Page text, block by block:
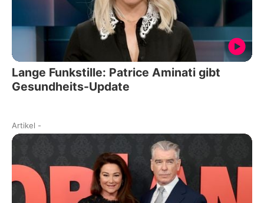
Lange Funkstille: Patrice Aminati gibt
Gesundheits-Update
Artikel -